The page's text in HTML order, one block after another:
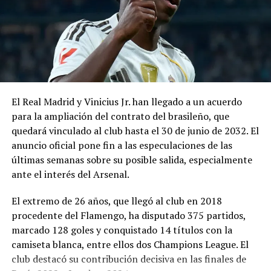
organizó en 2014, y vio a su archirrival, Argentina,
coronarse campeón en el país árabe.
La seguidilla de tropiezos y polémicas de algunas de sus
estrellas, como Neymar, ha distanciado a los brasileños
de su equipo nacional en los últimos años.
Comparte esto:
Facebook X
Me gusta esto:
El Real Madrid y Vinicius Jr. han llegado a un acuerdo
para la ampliación del contrato del brasileño, que
quedará vinculado al club hasta el 30 de junio de 2032. El
anuncio oficial pone fin a las especulaciones de las
últimas semanas sobre su posible salida, especialmente
ante el interés del Arsenal.
El extremo de 26 años, que llegó al club en 2018
procedente del Flamengo, ha disputado 375 partidos,
marcado 128 goles y conquistado 14 títulos con la
camiseta blanca, entre ellos dos Champions League. El
club destacó su contribución decisiva en las finales de